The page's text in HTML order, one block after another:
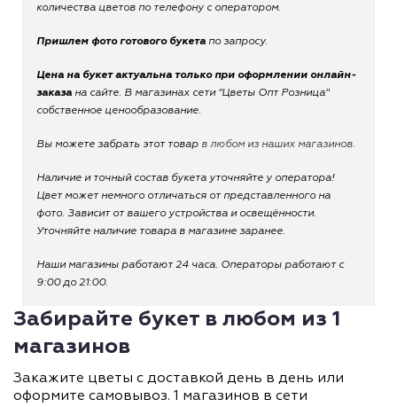
количества цветов по телефону с оператором.
Пришлем фото готового букета по запросу.
Цена на букет актуальна только при оформлении онлайн-
заказа на сайте. В магазинах сети "Цветы Опт Розница"
собственное ценообразование.
Вы можете забрать этот товар в любом из наших магазинов.
Наличие и точный состав букета уточняйте у оператора!
Цвет может немного отличаться от представленного на
фото. Зависит от вашего устройства и освещённости.
Уточняйте наличие товара в магазине заранее.
Наши магазины работают 24 часа. Операторы работают с
9:00 до 21:00.
Забирайте букет в любом из 1
магазинов
Закажите цветы с доставкой день в день или
оформите самовывоз. 1 магазинов в сети